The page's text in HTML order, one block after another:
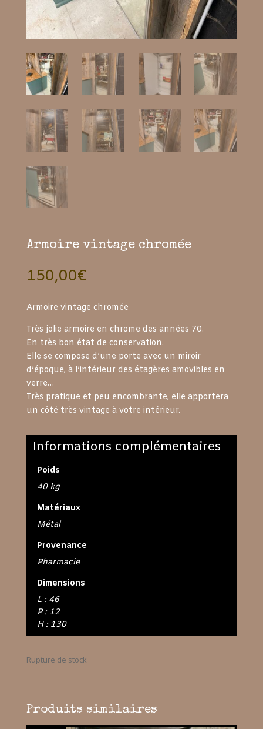
Armoire vintage chromée
150,00€
Armoire vintage chromée
Très jolie armoire en chrome des années 70.
En très bon état de conservation.
Elle se compose d’une porte avec un miroir
d’époque, à l’intérieur des étagères amovibles en
verre…
Très pratique et peu encombrante, elle apportera
un côté très vintage à votre intérieur.
Informations complémentaires
Poids
40 kg
Matériaux
Métal
Provenance
Pharmacie
Dimensions
L : 46
P : 12
H : 130
Rupture de stock
Produits similaires